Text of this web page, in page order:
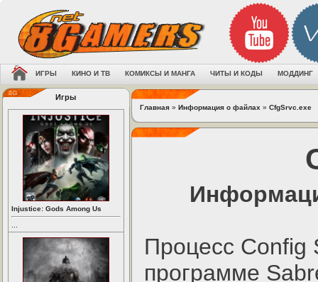
ИГРЫ КИНО И ТВ КОМИКСЫ И МАНГА ЧИТЫ И КОДЫ МОДДИНГ
Игры
Injustice: Gods Among Us
Главная » Информация о файлах » CfgSrvc.exe
Процесс Config
программе